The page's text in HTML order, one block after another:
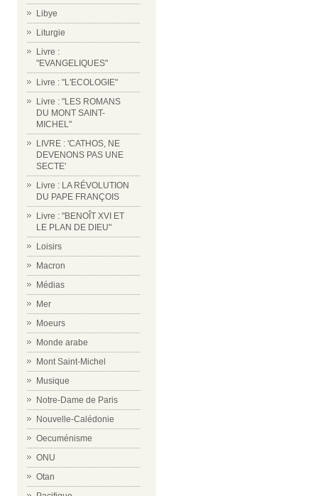
Libye
Liturgie
Livre :
"EVANGELIQUES"
Livre : "L'ECOLOGIE"
Livre : "LES ROMANS
DU MONT SAINT-
MICHEL"
LIVRE : 'CATHOS, NE
DEVENONS PAS UNE
SECTE'
Livre : LA RÉVOLUTION
DU PAPE FRANÇOIS
Livre : "BENOÎT XVI ET
LE PLAN DE DIEU"
Loisirs
Macron
Médias
Mer
Moeurs
Monde arabe
Mont Saint-Michel
Musique
Notre-Dame de Paris
Nouvelle-Calédonie
Oecuménisme
ONU
Otan